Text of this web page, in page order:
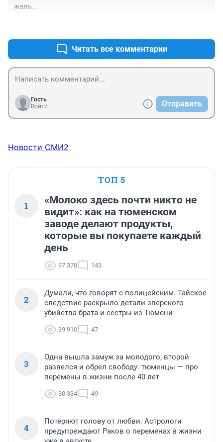
жаль...
Читать все комментарии
Гость
Войти
Отправить
Новости СМИ2
ТОП 5
1
«Молоко здесь почти никто не
видит»: как на тюменском
заводе делают продукты,
которые вы покупаете каждый
день
97 378 143
2
Думали, что говорят с полицейским. Тайское
следствие раскрыло детали зверского
убийства брата и сестры из Тюмени
39 910 47
3
Одна вышла замуж за молодого, второй
развелся и обрел свободу: тюменцы — про
перемены в жизни после 40 лет
30 334 49
4
Потеряют голову от любви. Астрологи
предупреждают Раков о переменах в жизни